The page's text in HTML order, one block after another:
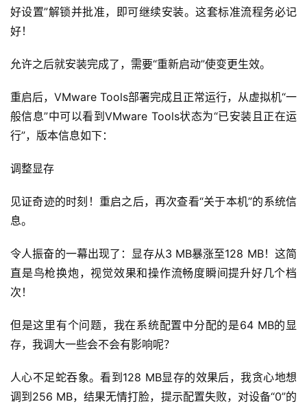
A
实
群
营
记
录
经
验
程
好设置”解锁并批准，即可继续安装。这套标准流程务必记
好！
允许之后就安装完成了，需要“重新启动”使变更生效。
重启后，VMware Tools部署完成且正常运行，从虚拟机“一
般信息”中可以看到VMware Tools状态为“已安装且正在运
行”，版本信息如下：
调整显存
见证奇迹的时刻！重启之后，再次查看“关于本机”的系统信
息。
令人振奋的一幕出现了：显存从3 MB暴涨至128 MB！这简
直是鸟枪换炮，视觉效果和操作流畅度瞬间提升好几个档
次！
但是这里有个问题，我在系统配置中分配的是64 MB的显
存，我调大一些会不会有影响呢？
人心不足蛇吞象。看到128 MB显存的效果后，我贪心地想
调到256 MB，结果无情打脸，提示配置失败，对设备“0”的